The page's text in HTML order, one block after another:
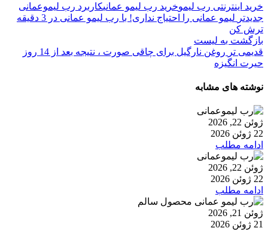
خرید اینترنتی رب لیموخرید رب لیمو عمانیکاربرد رب لیموعمانی
جدیدتر
لیمو عمانی را احتیاج نداری! با رب لیمو عمانی در 3 دقیقه
ترش کن
بازگشت به لیست
قدیمی تر
روغن نارگیل برای چاقی صورت ، نتیجه بعد از 14 روز
حیرت انگیزه
نوشته های مشابه
ژوئن 22, 2026
22 ژوئن 2026
ادامه مطلب
ژوئن 22, 2026
22 ژوئن 2026
ادامه مطلب
ژوئن 21, 2026
21 ژوئن 2026